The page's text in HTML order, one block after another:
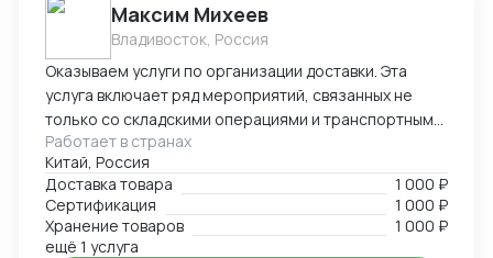
Максим Михеев
Владивосток, Россия
Оказываем услуги по организации доставки. Эта
услуга включает ряд мероприятий, связанных не
только со складскими операциями и транспортным
сопровождением. В нее также входит таможенное
оформление, помощь в заполнении необходимой
сопроводительной и разрешительной
документации.
Работает в странах
Китай, Россия
Доставка товара
1 000 ₽
Сертификация
1 000 ₽
Хранение товаров
1 000 ₽
ещё 1 услуга